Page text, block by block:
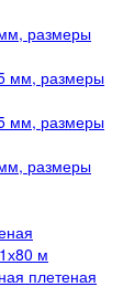
размеры
мм, размеры
мм, размеры
размеры
м
плетеная